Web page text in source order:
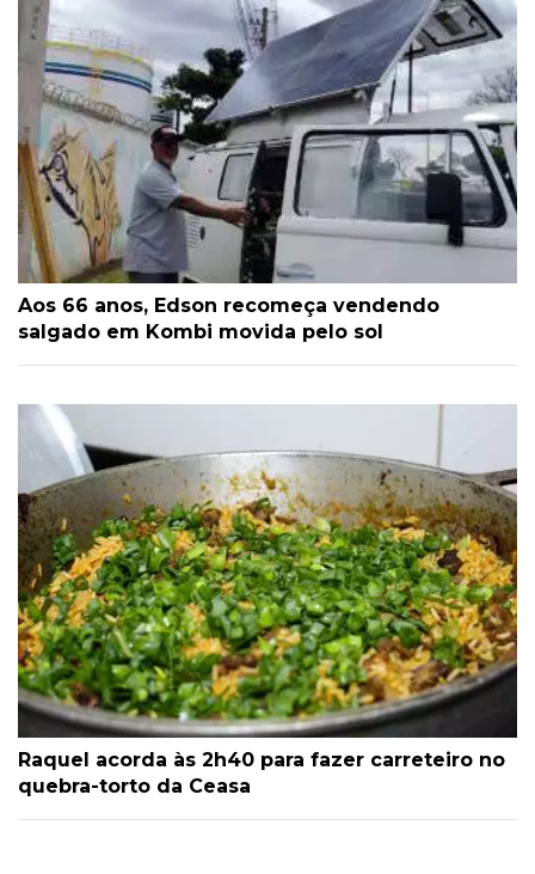
Aos 66 anos, Edson recomeça vendendo
salgado em Kombi movida pelo sol
Raquel acorda às 2h40 para fazer carreteiro no
quebra-torto da Ceasa